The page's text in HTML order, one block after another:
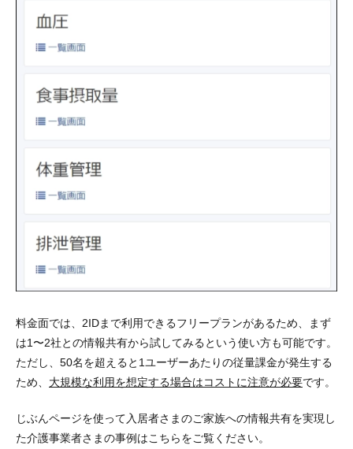
料金面では、2IDまで利用できるフリープランがあるため、まず
は1〜2社との情報共有から試してみるという使い方も可能です。
ただし、50名を超えると1ユーザーあたりの従量課金が発生する
ため、 大規模な利用を想定する場合はコストに注意が必要です。
じぶんページを使って入居者さまのご家族への情報共有を実現し
た介護事業者さまの事例はこちらをご覧ください。